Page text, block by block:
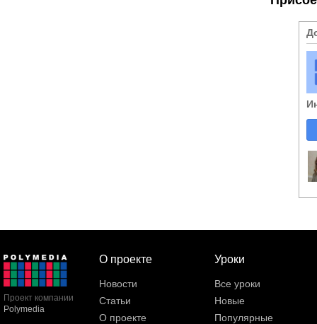
Проект компании
Polymedia
О проекте
Новости
Статьи
О проекте
Уроки
Все уроки
Новые
Популярные